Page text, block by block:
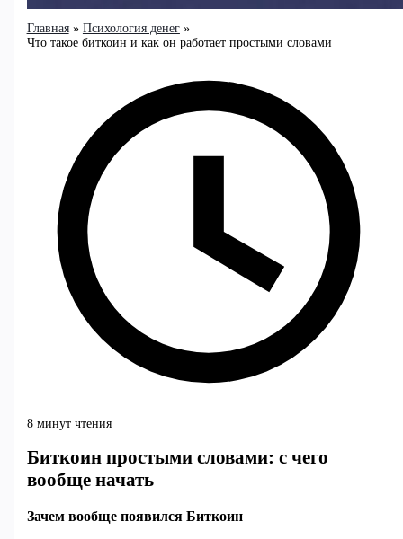
Главная
Психология денег
Что такое биткоин и как он работает простыми словами
8 минут чтения
Биткоин простыми словами: с чего
вообще начать
Зачем вообще появился Биткоин